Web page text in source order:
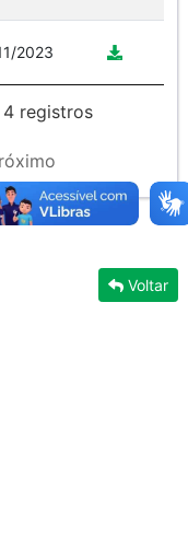
2023
registros
Voltar